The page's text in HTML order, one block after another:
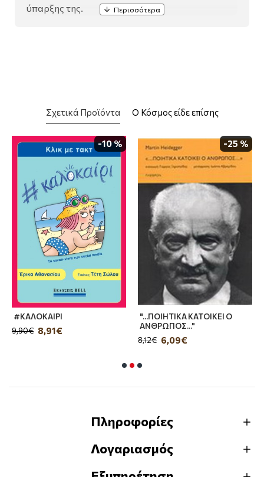
ύπαρξης της.
Σχετικά Προϊόντα Ο Κόσμος είδε επίσης
-10 %
#ΚΑΛΟΚΑΙΡΙ
8,91€
9,90€
-25 %
"...ΠΟΙΗΤΙΚΑ ΚΑΤΟΙΚΕΙ Ο
ΑΝΘΡΩΠΟΣ..."
6,09€
8,12€
Πληροφορίες
Λογαριασμός